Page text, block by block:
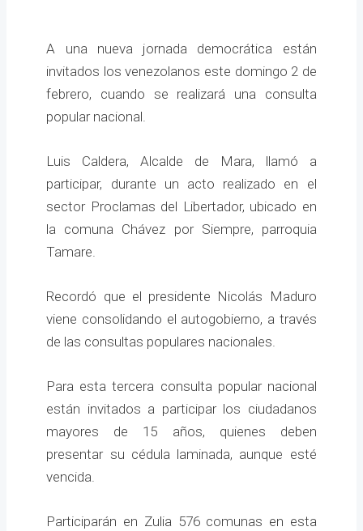
A una nueva jornada democrática están
invitados los venezolanos este domingo 2 de
febrero, cuando se realizará una consulta
popular nacional.
Luis Caldera, Alcalde de Mara, llamó a
participar, durante un acto realizado en el
sector Proclamas del Libertador, ubicado en
la comuna Chávez por Siempre, parroquia
Tamare.
Recordó que el presidente Nicolás Maduro
viene consolidando el autogobierno, a través
de las consultas populares nacionales.
Para esta tercera consulta popular nacional
están invitados a participar los ciudadanos
mayores de 15 años, quienes deben
presentar su cédula laminada, aunque esté
vencida.
Participarán en Zulia 576 comunas en esta